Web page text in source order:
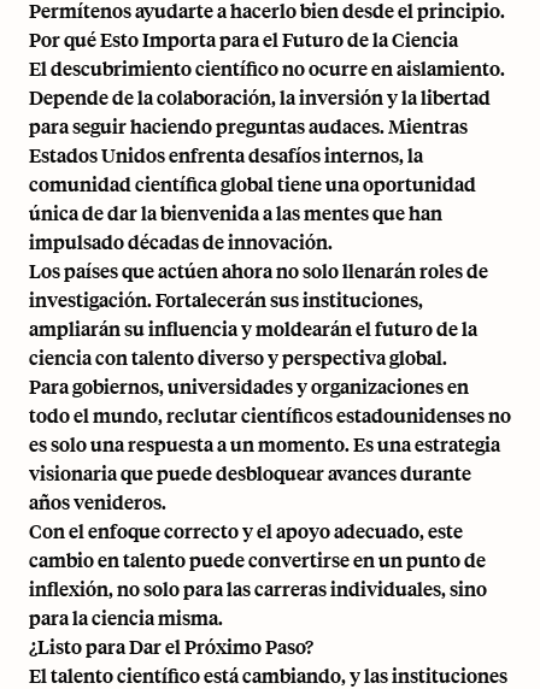
Permítenos ayudarte a hacerlo bien desde el principio.
Por qué Esto Importa para el Futuro de la Ciencia
El descubrimiento científico no ocurre en aislamiento.
Depende de la colaboración, la inversión y la libertad
para seguir haciendo preguntas audaces. Mientras
Estados Unidos enfrenta desafíos internos, la
comunidad científica global tiene una oportunidad
única de dar la bienvenida a las mentes que han
impulsado décadas de innovación.
Los países que actúen ahora no solo llenarán roles de
investigación. Fortalecerán sus instituciones,
ampliarán su influencia y moldearán el futuro de la
ciencia con talento diverso y perspectiva global.
Para gobiernos, universidades y organizaciones en
todo el mundo, reclutar científicos estadounidenses no
es solo una respuesta a un momento. Es una estrategia
visionaria que puede desbloquear avances durante
años venideros.
Con el enfoque correcto y el apoyo adecuado, este
cambio en talento puede convertirse en un punto de
inflexión, no solo para las carreras individuales, sino
para la ciencia misma.
¿Listo para Dar el Próximo Paso?
El talento científico está cambiando, y las instituciones